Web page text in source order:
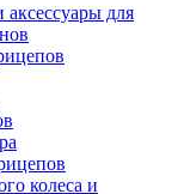
аксессуары для
колеса и